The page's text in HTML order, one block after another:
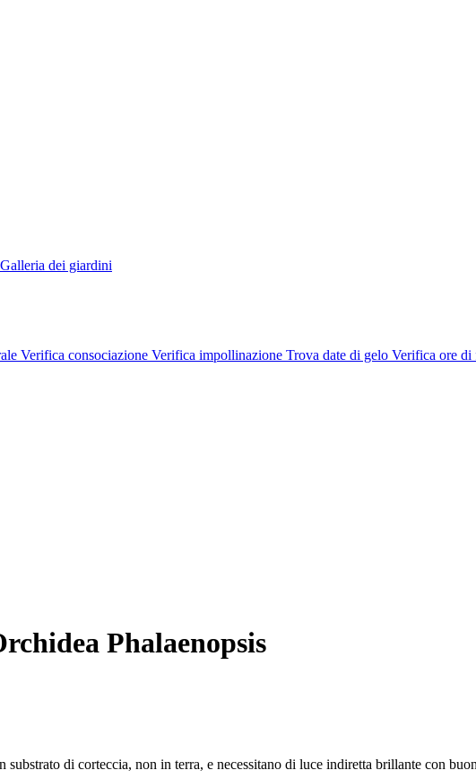
Galleria dei giardini
Verifica consociazione Verifica impollinazione Trova date di gelo Verifica ore di
Phalaenopsis
substrato di corteccia, non in terra, e necessitano di luce indiretta brillante con